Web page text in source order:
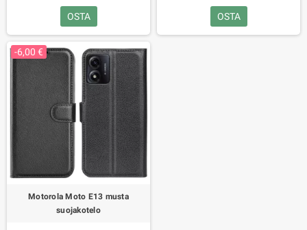
OSTA OSTA
-6,00 €
Motorola Moto E13 musta
suojakotelo